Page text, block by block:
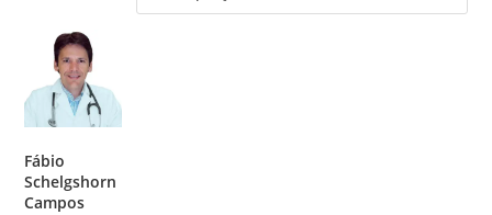
Fábio
Schelgshorn
Campos